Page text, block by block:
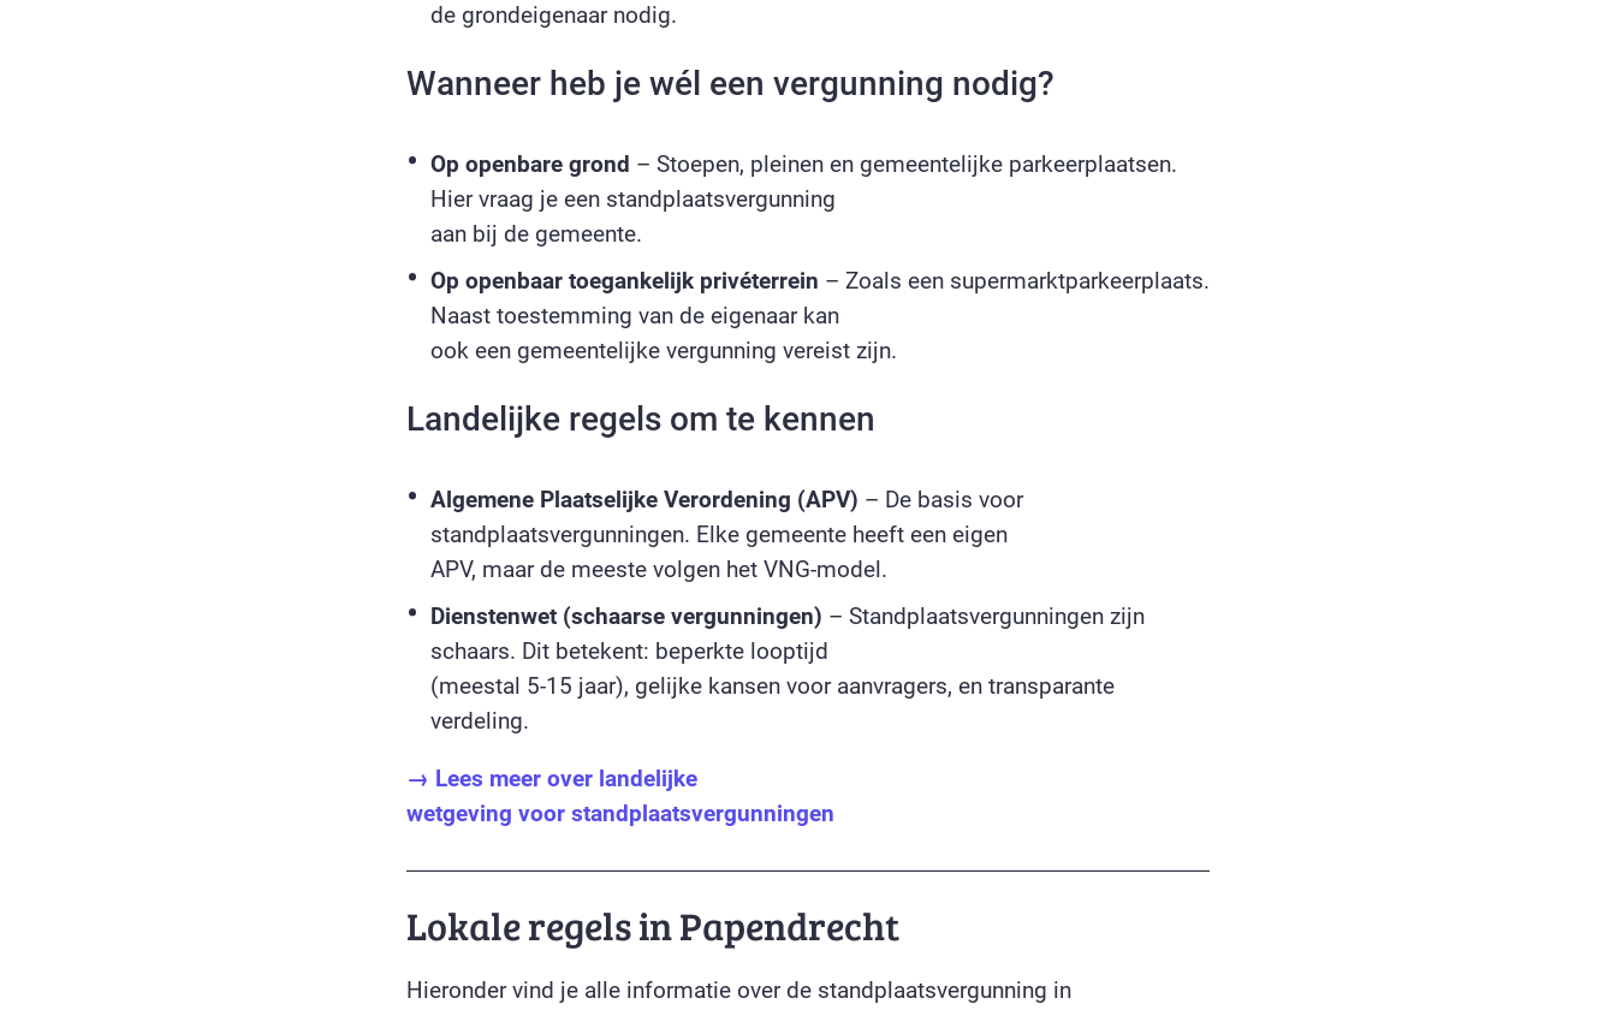
de grondeigenaar nodig.
Wanneer heb je wél een vergunning nodig?
Op openbare grond – Stoepen, pleinen en gemeentelijke parkeerplaatsen.
Hier vraag je een standplaatsvergunning
aan bij de gemeente.
Op openbaar toegankelijk privéterrein – Zoals een supermarktparkeerplaats.
Naast toestemming van de eigenaar kan
ook een gemeentelijke vergunning vereist zijn.
Landelijke regels om te kennen
Algemene Plaatselijke Verordening (APV) – De basis voor
standplaatsvergunningen. Elke gemeente heeft een eigen
APV, maar de meeste volgen het VNG-model.
Dienstenwet (schaarse vergunningen) – Standplaatsvergunningen zijn
schaars. Dit betekent: beperkte looptijd
(meestal 5-15 jaar), gelijke kansen voor aanvragers, en transparante
verdeling.
→ Lees meer over landelijke
wetgeving voor standplaatsvergunningen
Lokale regels in Papendrecht
Hieronder vind je alle informatie over de standplaatsvergunning in